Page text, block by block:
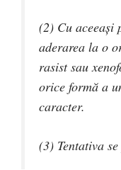
(2) Cu aceeaşi
aderarea la o
rasist sau
orice formă a
caracter.
(3) Tentativa se